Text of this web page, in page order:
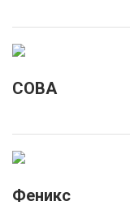
СОВА
Феникс